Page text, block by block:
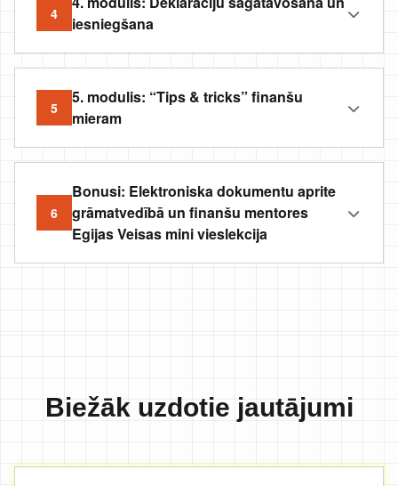
4
iesniegšana
5
5. modulis: “Tips & tricks” finanšu
mieram
6
Bonusi: Elektroniska dokumentu aprite
grāmatvedībā un finanšu mentores
Egijas Veisas mini vieslekcija
Biežāk uzdotie jautājumi